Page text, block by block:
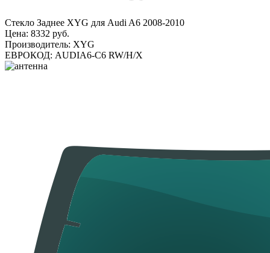
Стекло Заднее XYG для Audi A6 2008-2010
Цена: 8332 руб.
Производитель: XYG
ЕВРОКОД: AUDIA6-C6 RW/H/X